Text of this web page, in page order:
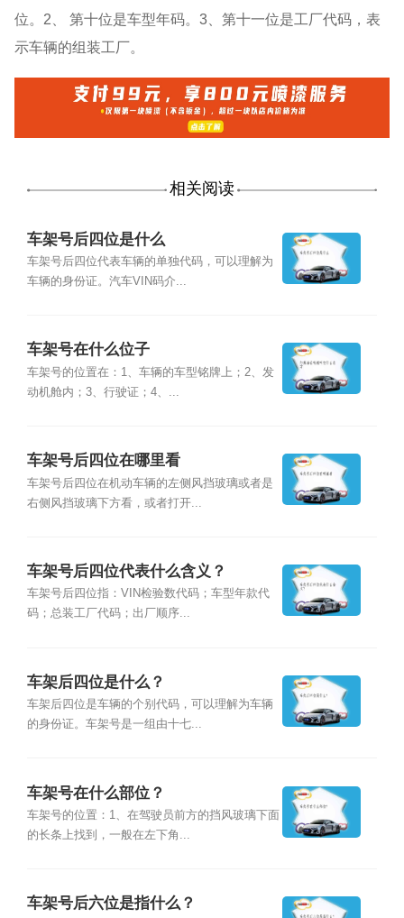
位。2、 第十位是车型年码。3、第十一位是工厂代码，表
示车辆的组装工厂。
相关阅读
车架号后四位是什么
车架号后四位代表车辆的单独代码，可以理解为
车辆的身份证。汽车VIN码介...
车架号在什么位子
车架号的位置在：1、车辆的车型铭牌上；2、发
动机舱内；3、行驶证；4、...
车架号后四位在哪里看
车架号后四位在机动车辆的左侧风挡玻璃或者是
右侧风挡玻璃下方看，或者打开...
车架号后四位代表什么含义？
车架号后四位指：VIN检验数代码；车型年款代
码；总装工厂代码；出厂顺序...
车架后四位是什么？
车架后四位是车辆的个别代码，可以理解为车辆
的身份证。车架号是一组由十七...
车架号在什么部位？
车架号的位置：1、在驾驶员前方的挡风玻璃下面
的长条上找到，一般在左下角...
车架号后六位是指什么？